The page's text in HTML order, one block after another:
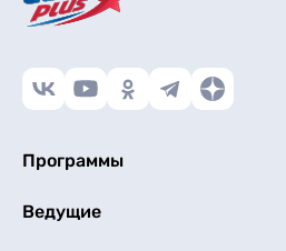
Программы
Ведущие